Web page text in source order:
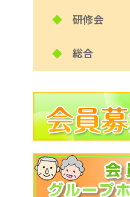
◆ 研修会
◆ 総合